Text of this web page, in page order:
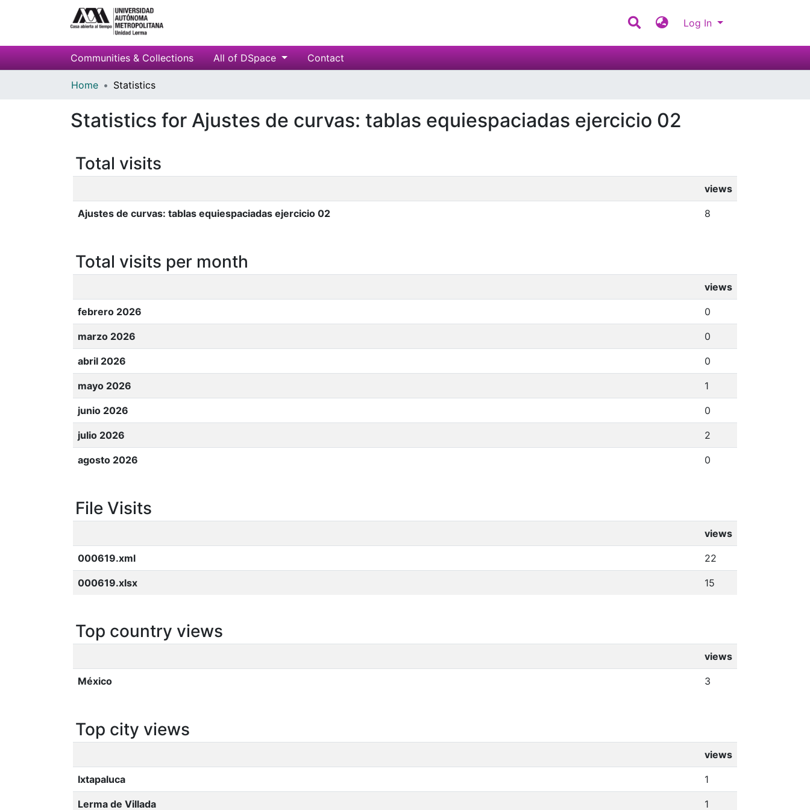
Log In
Communities & Collections All of DSpace Contact
Home Statistics
Statistics for Ajustes de curvas: tablas equiespaciadas ejercicio 02
Total visits
views
Ajustes de curvas: tablas equiespaciadas ejercicio 02 8
Total visits per month
views
febrero 2026 0
marzo 2026 0
abril 2026 0
mayo 2026 1
junio 2026 0
julio 2026 2
agosto 2026 0
File Visits
views
000619.xml 22
000619.xlsx 15
Top country views
views
México 3
Top city views
views
Ixtapaluca 1
Lerma de Villada 1